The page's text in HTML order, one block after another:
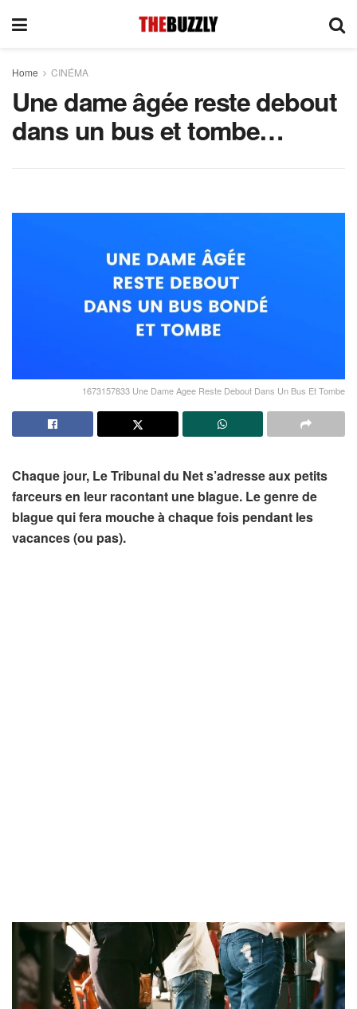
Home CINÉMA
Une dame âgée reste debout
dans un bus et tombe…
1673157833 Une Dame Agee Reste Debout Dans Un Bus Et Tombe
Chaque jour, Le Tribunal du Net s’adresse aux petits
farceurs en leur racontant une blague. Le genre de
blague qui fera mouche à chaque fois pendant les
vacances (ou pas).